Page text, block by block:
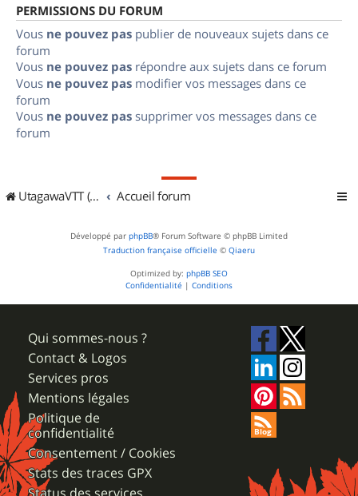
PERMISSIONS DU FORUM
Vous ne pouvez pas publier de nouveaux sujets dans ce
forum
Vous ne pouvez pas répondre aux sujets dans ce forum
Vous ne pouvez pas modifier vos messages dans ce
forum
Vous ne pouvez pas supprimer vos messages dans ce
forum
UtagawaVTT (Randos VTT et VTTAE avec traces GPS) Accueil forum
Développé par phpBB® Forum Software © phpBB Limited
Traduction française officielle © Qiaeru
Optimized by: phpBB SEO
Confidentialité | Conditions
Qui sommes-nous ?
Contact & Logos
Services pros
Mentions légales
Politique de
confidentialité
Consentement / Cookies
Stats des traces GPX